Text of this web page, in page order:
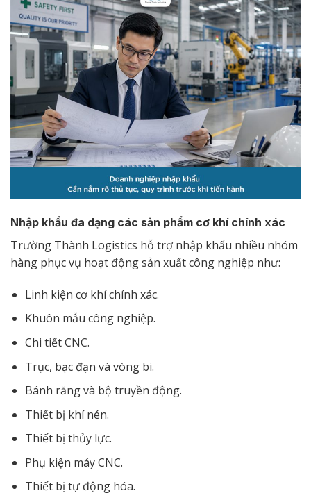
Nhập khẩu đa dạng các sản phẩm cơ khí chính xác
Trường Thành Logistics hỗ trợ nhập khẩu nhiều nhóm
hàng phục vụ hoạt động sản xuất công nghiệp như:
Linh kiện cơ khí chính xác.
Khuôn mẫu công nghiệp.
Chi tiết CNC.
Trục, bạc đạn và vòng bi.
Bánh răng và bộ truyền động.
Thiết bị khí nén.
Thiết bị thủy lực.
Phụ kiện máy CNC.
Thiết bị tự động hóa.